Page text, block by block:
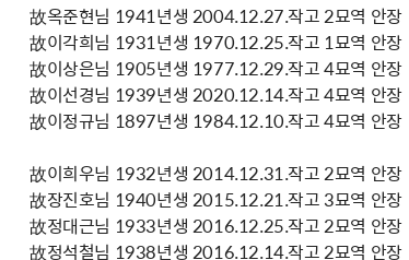
故옥준현님 1941년생 2004.12.27.작고 2묘역 안장
故이각희님 1931년생 1970.12.25.작고 1묘역 안장
故이상은님 1905년생 1977.12.29.작고 4묘역 안장
故이선경님 1939년생 2020.12.14.작고 4묘역 안장
故이정규님 1897년생 1984.12.10.작고 4묘역 안장
故이희우님 1932년생 2014.12.31.작고 2묘역 안장
故장진호님 1940년생 2015.12.21.작고 3묘역 안장
故정대근님 1933년생 2016.12.25.작고 2묘역 안장
故정석철님 1938년생 2016.12.14.작고 2묘역 안장